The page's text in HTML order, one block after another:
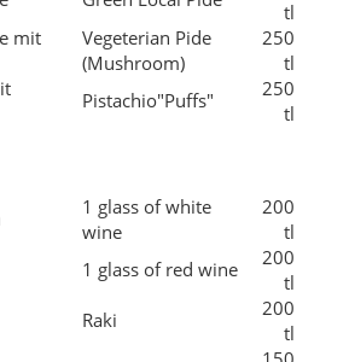
1 glass of white
wine
200
tl
Raki
tl
Beer
150
tl
200
tl
Tea
10 tl